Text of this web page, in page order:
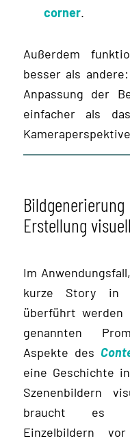
corner.
Außerdem
besser als
Anpassung der
einfacher als
Erstellung
Im
kurze Story in
überführt werden
genannten
Aspekte des
eine Geschichte
Szenenbildern
braucht es
Einzelbildern